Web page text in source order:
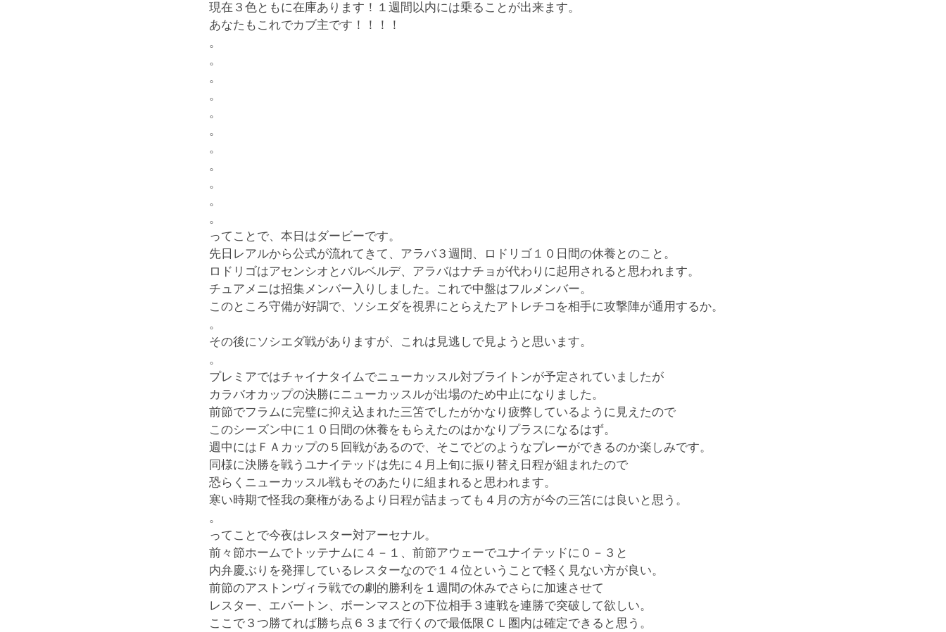
現在３色ともに在庫あります！１週間以内には乗ることが出来ます。
あなたもこれでカブ主です！！！！
。
。
。
。
。
。
。
。
。
。
。
ってことで、本日はダービーです。
先日レアルから公式が流れてきて、アラバ３週間、ロドリゴ１０日間の休養とのこと。
ロドリゴはアセンシオとバルベルデ、アラバはナチョが代わりに起用されると思われます。
チュアメニは招集メンバー入りしました。これで中盤はフルメンバー。
このところ守備が好調で、ソシエダを視界にとらえたアトレチコを相手に攻撃陣が通用するか。
。
その後にソシエダ戦がありますが、これは見逃しで見ようと思います。
。
プレミアではチャイナタイムでニューカッスル対ブライトンが予定されていましたが
カラバオカップの決勝にニューカッスルが出場のため中止になりました。
前節でフラムに完璧に抑え込まれた三笘でしたがかなり疲弊しているように見えたので
このシーズン中に１０日間の休養をもらえたのはかなりプラスになるはず。
週中にはＦＡカップの５回戦があるので、そこでどのようなプレーができるのか楽しみです。
同様に決勝を戦うユナイテッドは先に４月上旬に振り替え日程が組まれたので
恐らくニューカッスル戦もそのあたりに組まれると思われます。
寒い時期で怪我の棄権があるより日程が詰まっても４月の方が今の三笘には良いと思う。
。
ってことで今夜はレスター対アーセナル。
前々節ホームでトッテナムに４－１、前節アウェーでユナイテッドに０－３と
内弁慶ぶりを発揮しているレスターなので１４位ということで軽く見ない方が良い。
前節のアストンヴィラ戦での劇的勝利を１週間の休みでさらに加速させて
レスター、エバートン、ボーンマスとの下位相手３連戦を連勝で突破して欲しい。
ここで３つ勝てれば勝ち点６３まで行くので最低限ＣＬ圏内は確定できると思う。